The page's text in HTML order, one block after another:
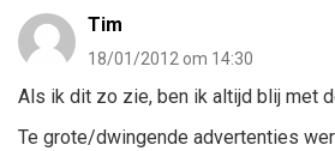
Tim
18/01/2012 om 14:30
Als ik dit zo zie, ben ik altijd blij met
Te grote/dwingende advertenties